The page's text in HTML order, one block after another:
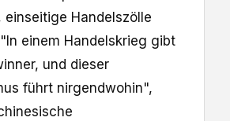
Handelszölle
einem Handelskrieg gibt
und dieser
führt nirgendwohin",